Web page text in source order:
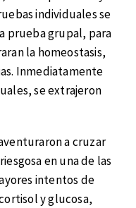
individuales se
prueba grupal, para
la homeostasis,
Inmediatamente
se extrajeron
a cruzar
en una de las
intentos de
y glucosa,